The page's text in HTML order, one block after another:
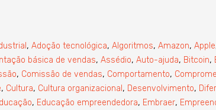
, Adoção tecnológica, Algoritmos, Amazon, Apple
básica de vendas, Assédio, Auto-ajuda, Bitcoin,
, Comissão de vendas, Comportamento,
, Cultura, Cultura organizacional , Desenvolvimento,
, Educação empreendedora, Embraer,